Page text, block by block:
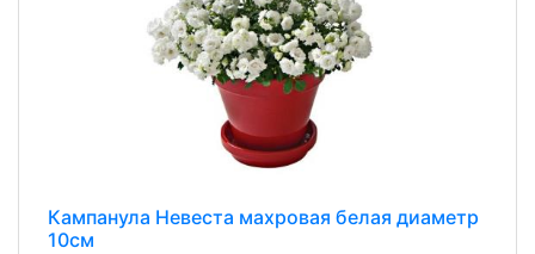
Кампанула Невеста махровая белая диаметр
10см